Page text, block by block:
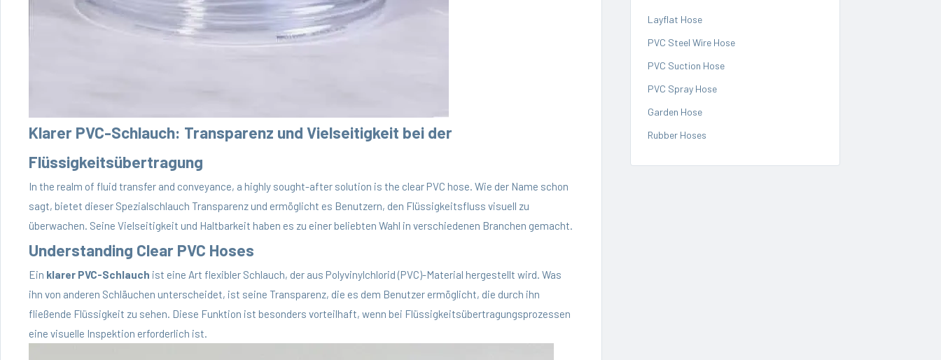
Klarer PVC-Schlauch: Transparenz und Vielseitigkeit bei der
Flüssigkeitsübertragung
In the realm of fluid transfer and conveyance, a highly sought-after solution is the clear PVC hose. Wie der Name schon
sagt, bietet dieser Spezialschlauch Transparenz und ermöglicht es Benutzern, den Flüssigkeitsfluss visuell zu
überwachen. Seine Vielseitigkeit und Haltbarkeit haben es zu einer beliebten Wahl in verschiedenen Branchen gemacht.
Understanding Clear PVC Hoses
Ein klarer PVC-Schlauch ist eine Art flexibler Schlauch, der aus Polyvinylchlorid (PVC)-Material hergestellt wird. Was
ihn von anderen Schläuchen unterscheidet, ist seine Transparenz, die es dem Benutzer ermöglicht, die durch ihn
fließende Flüssigkeit zu sehen. Diese Funktion ist besonders vorteilhaft, wenn bei Flüssigkeitsübertragungsprozessen
eine visuelle Inspektion erforderlich ist.
Layflat Hose
PVC Steel Wire Hose
PVC Suction Hose
PVC Spray Hose
Garden Hose
Rubber Hoses